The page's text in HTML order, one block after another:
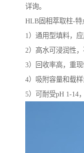
详询。
HLB固相萃取柱-特
1）通用型填料，
2）高水可浸润性
3）回收率高，重
4）吸附容量和载样
5）可耐受pH 1-14